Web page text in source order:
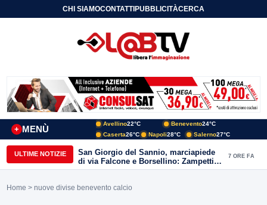
CHI SIAMOCONTATTIPUBBLICITÀCERCA
MENÙ
+
Avellino22°C Benevento24°C
Caserta26°C Napoli28°C Salerno27°C
ULTIME NOTIZIE
San Giorgio del Sannio, marciapiede
di via Falcone e Borsellino: Zampetti e
Lombardi replicano alle polemiche
7 ORE FA
Home > nuove divise benevento calcio